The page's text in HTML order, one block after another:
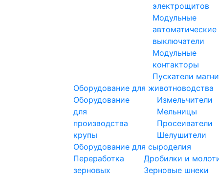
электрощитов
Модульные
автоматические
выключатели
Модульные
контакторы
Пускатели
Оборудование для животноводства
Оборудование
для
производства
крупы
Измельчители
Мельницы
Просеиватели
Шелушители
Оборудование для сыроделия
Переработка
зерновых
Дробилки и
Зерновые шнеки